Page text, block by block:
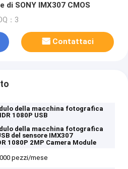
di SONY IMX307 CMOS
：3
Contattaci
della macchina fotografica
1080P USB
della macchina fotografica
del sensore IMX307
1080P 2MP Camera Module
pezzi/mese